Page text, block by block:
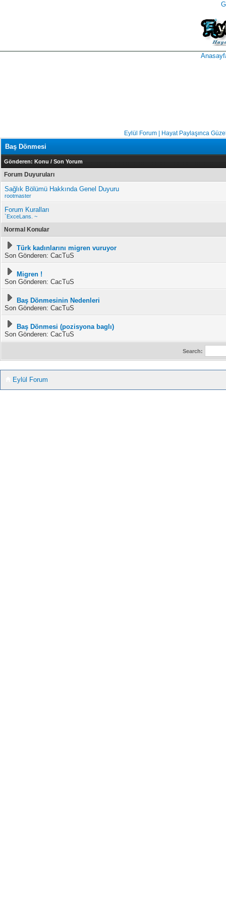
Eylül Forum | Hayat Paylaşınca
Baş Dönmesi
Gönderen: Konu / Son Yorum
Forum Duyuruları
Sağlık Bölümü Hakkında Genel Duyuru
rootmaster
Forum Kuralları
`ExceLans. ~
Normal Konular
Türk kadınlarını migren vuruyor
Son Gönderen: CacTuS
Migren !
Son Gönderen: CacTuS
Baş Dönmesinin Nedenleri
Son Gönderen: CacTuS
Baş Dönmesi (pozisyona baglı)
Son Gönderen: CacTuS
Search:
Eylül Forum